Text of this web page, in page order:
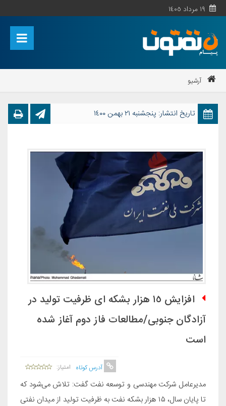
١٩ مرداد ١٤٠٥
آرشیو
تاریخ انتشار: پنجشنبه ٢١ بهمن ١٤٠٠
افزایش ١٥ هزار بشکه ای ظرفیت تولید در
آزادگان جنوبی/مطالعات فاز دوم آغاز شده
است
آدرس کوتاه امتیاز:
مدیرعامل شرکت مهندسی و توسعه نفت گفت: تلاش می‌شود که
تا پایان سال، ۱۵ هزار بشکه نفت به ظرفیت تولید از میدان نفتی